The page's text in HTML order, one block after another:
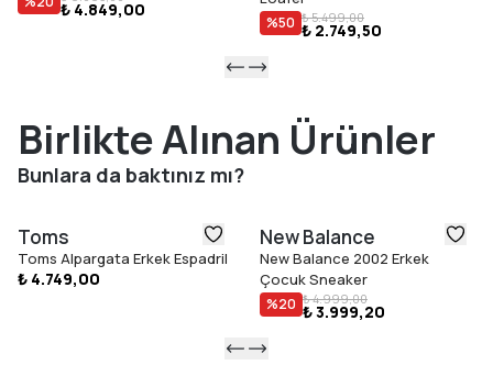
₺ 4.849,00
%50 ₺ 5.499,00
₺ 2.749,50
Birlikte Alınan Ürünler
Bunlara da baktınız mı?
Toms
Toms Alpargata Erkek Espadril
₺ 4.749,00
New Balance
New Balance 2002 Erkek
Çocuk Sneaker
%20 ₺ 4.999,00
₺ 3.999,20